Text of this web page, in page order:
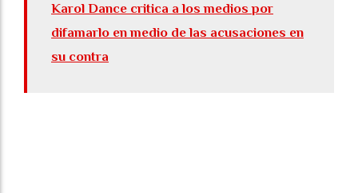
Karol Dance critica a los medios por
difamarlo en medio de las acusaciones en
su contra